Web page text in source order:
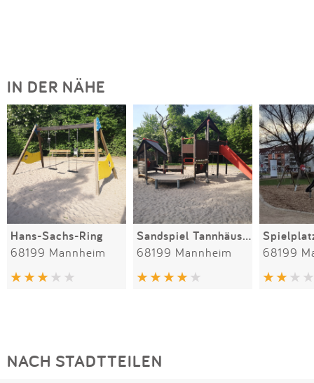
IN DER NÄHE
Hans-Sachs-Ring
68199 Mannheim
Sandspiel Tannhäuserring
68199 Mannheim 68199
NACH STADTTEILEN